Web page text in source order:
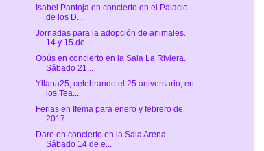
Isabel Pantoja en concierto en el Palacio
de los D...
Jornadas para la adopción de animales.
14 y 15 de ...
Obús en concierto en la Sala La Riviera.
Sábado 21...
Yllana25, celebrando el 25 aniversario, en
los Tea...
Ferias en Ifema para enero y febrero de
2017
Dare en concierto en la Sala Arena.
Sábado 14 de e...